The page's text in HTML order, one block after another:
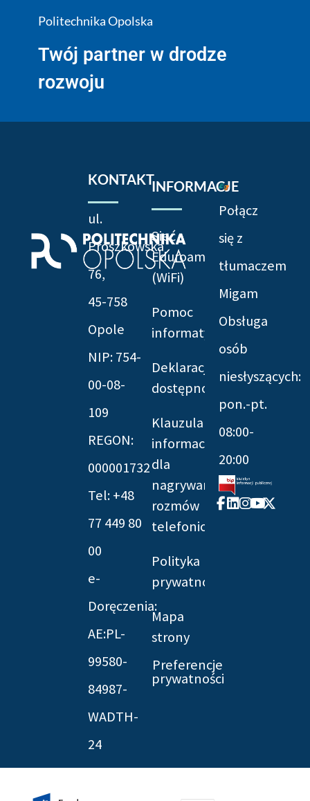
Politechnika Opolska
Twój partner w drodze
rozwoju
KONTAKT
ul.
Prószkowska
76,
45-758
Opole
NIP: 754-
00-08-
109
REGON:
000001732
Tel: +48
77 449 80
00
e-
Doręczenia:
AE:PL-
99580-
84987-
WADTH-
24
INFORMACJE
Sieć
Eduroam
(WiFi)
Pomoc
informatyczna
Deklaracja
dostępności
Klauzula
informacyjna
dla
nagrywania
rozmów
telefonicznych
Polityka
prywatności
Mapa
strony
Preferencje
prywatności
Połącz
się z
tłumaczem
Migam
Obsługa
osób
niesłyszących:
pon.-pt.
08:00-
20:00
Facebook-
f
Linkedin
Instagram
Youtube
X-
twitter